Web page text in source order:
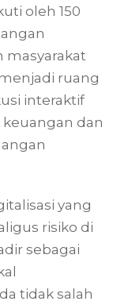
oleh 150
masyarakat
ruang
interaktif
dan
yang
risiko di
sebagai
tidak salah